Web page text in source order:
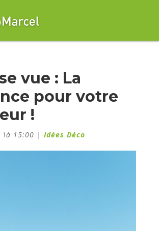
vue : La
pour votre
!
\à 15:00 | Idées Déco